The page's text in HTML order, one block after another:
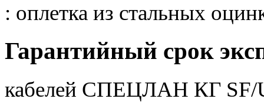
: оплетка из стальных
Гарантийный срок
кабелей СПЕЦЛАН КГ SF/